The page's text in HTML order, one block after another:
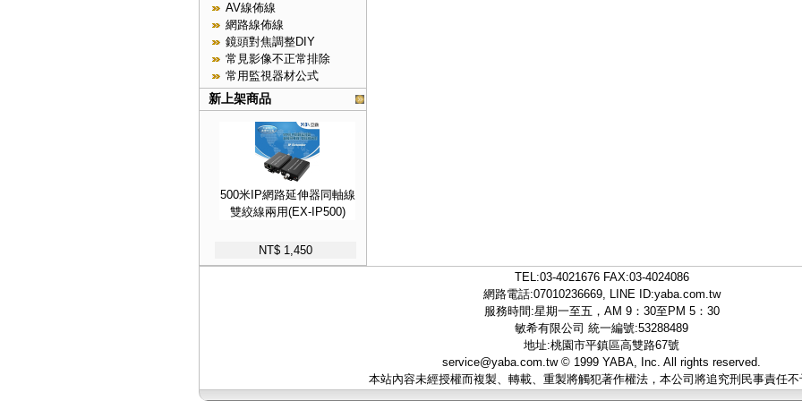
AV線佈線
網路線佈線
鏡頭對焦調整DIY
常見影像不正常排除
常用監視器材公式
新上架商品
500米IP網路延伸器同軸線
雙絞線兩用(EX-IP500)
NT$ 1,450
TEL:03-4021676FAX:03-4024086
網路電話:07010236669, LINE ID:yaba.com.tw
服務時間:星期一至五，AM 9：30至PM 5：30
敏希有限公司 統一編號:53288489
地址:桃園市平鎮區高雙路67號
service@yaba.com.tw© 1999 YABA, Inc. All rights reserved.
本站內容未經授權而複製、轉載、重製將觸犯著作權法，本公司將追究刑民事責任不